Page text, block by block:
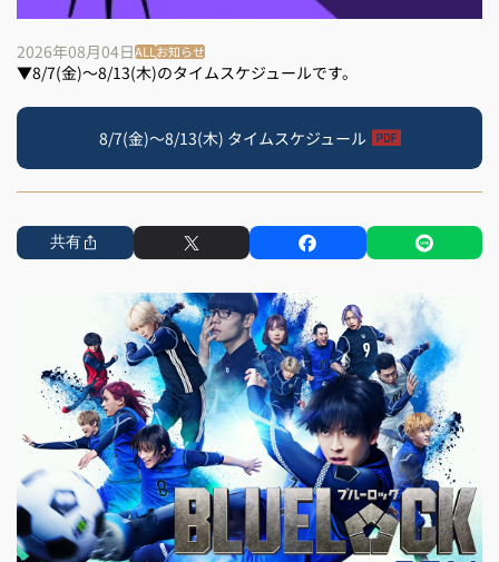
2026年08月04日ALLお知らせ
▼8/7(金)～8/13(木)のタイムスケジュールです。
8/7(金)～8/13(木) タイムスケジュール
共有